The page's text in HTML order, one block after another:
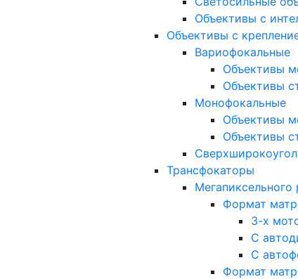
Объективы с
Объективы с
Вариофокальные
Объективы
Объективы
Монофокальные
Объективы
Объективы
Трансфокаторы
Мегапиксельного
Формат
3-х
С
С
Формат